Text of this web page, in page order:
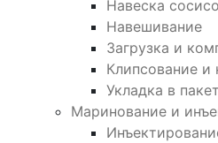
Навеска
Навешивание
Загрузка и
Клипсование и
Укладка в
Маринование и